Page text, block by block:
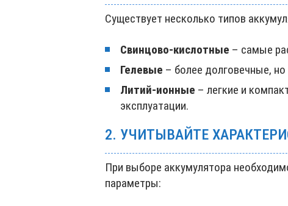
Существует несколько типов
Свинцово-кислотные – самые
Гелевые – более долговечные,
Литий-ионные – легкие и
эксплуатации.
2. УЧИТЫВАЙТЕ
При выборе аккумулятора
параметры: